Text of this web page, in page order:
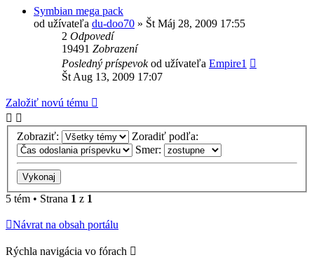
Symbian mega pack
od užívateľa du-doo70 » Št Máj 28, 2009 17:55
2 Odpovedí
19491 Zobrazení
Posledný príspevokod užívateľa Empire1
Št Aug 13, 2009 17:07
Založiť novú tému
Zobraziť:
Zoradiť podľa:
Smer:
5 tém • Strana 1 z 1
Návrat na obsah portálu
Rýchla navigácia vo fórach